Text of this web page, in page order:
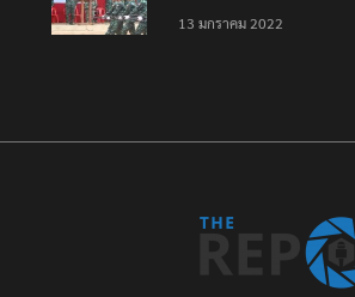
ประชาชนต้องชนะ
13 มกราคม 2022